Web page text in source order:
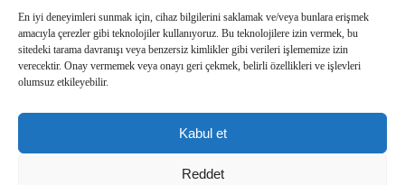
En iyi deneyimleri sunmak için, cihaz bilgilerini saklamak ve/veya bunlara erişmek
amacıyla çerezler gibi teknolojiler kullanıyoruz. Bu teknolojilere izin vermek, bu
sitedeki tarama davranışı veya benzersiz kimlikler gibi verileri işlememize izin
verecektir. Onay vermemek veya onayı geri çekmek, belirli özellikleri ve işlevleri
olumsuz etkileyebilir.
Kabul et
Reddet